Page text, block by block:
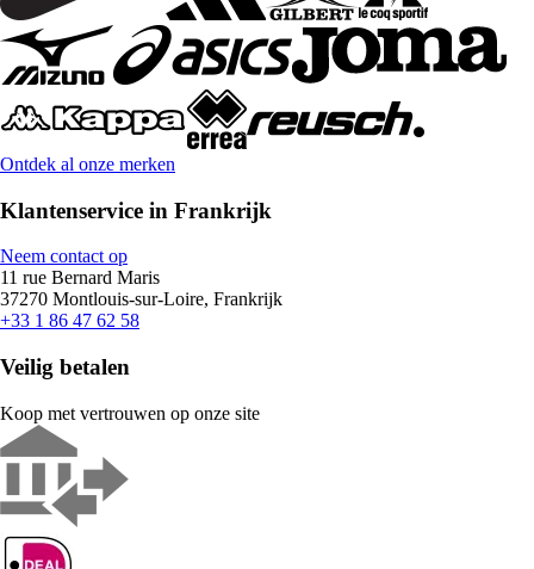
Ontdek al onze merken
Klantenservice in Frankrijk
Neem contact op
11 rue Bernard Maris
37270 Montlouis-sur-Loire, Frankrijk
+33 1 86 47 62 58
Veilig betalen
Koop met vertrouwen op onze site